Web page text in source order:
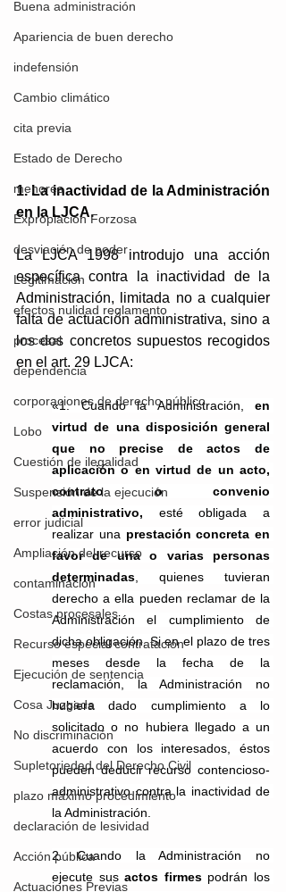
Buena administración
Apariencia de buen derecho
indefensión
Cambio climático
cita previa
Estado de Derecho
menores
Expropiación Forzosa
desviación de poder
Legitimación
efectos nulidad reglamento
procesal
dependencia
corporaciones de derecho público
Lobo
Cuestión de ilegalidad
Suspensión de la ejecución
error judicial
Ampliación del recurso
contaminación
Costas procesales
Recurso especial contratación
Ejecución de sentencia
Cosa Juzgada
No discriminación
Supletoriedad del Derecho Civil
plazo máximo procedimiento
declaración de lesividad
Acción pública
Actuaciones Previas
1. La inactividad de la Administración
en la LJCA.
La LJCA 1998 introdujo una acción
específica contra la inactividad de la
Administración, limitada no a cualquier
falta de actuación administrativa, sino a
los dos concretos supuestos recogidos
en el art. 29 LJCA:
«1. Cuando la Administración, en
virtud de una disposición general
que no precise de actos de
aplicación o en virtud de un acto,
contrato o convenio
administrativo, esté obligada a
realizar una prestación concreta en
favor de una o varias personas
determinadas , quienes tuvieran
derecho a ella pueden reclamar de la
Administración el cumplimiento de
dicha obligación. Si en el plazo de tres
meses desde la fecha de la
reclamación, la Administración no
hubiera dado cumplimiento a lo
solicitado o no hubiera llegado a un
acuerdo con los interesados, éstos
pueden deducir recurso contencioso-
administrativo contra la inactividad de
la Administración.
2. Cuando la Administración no
ejecute sus actos firmes podrán los